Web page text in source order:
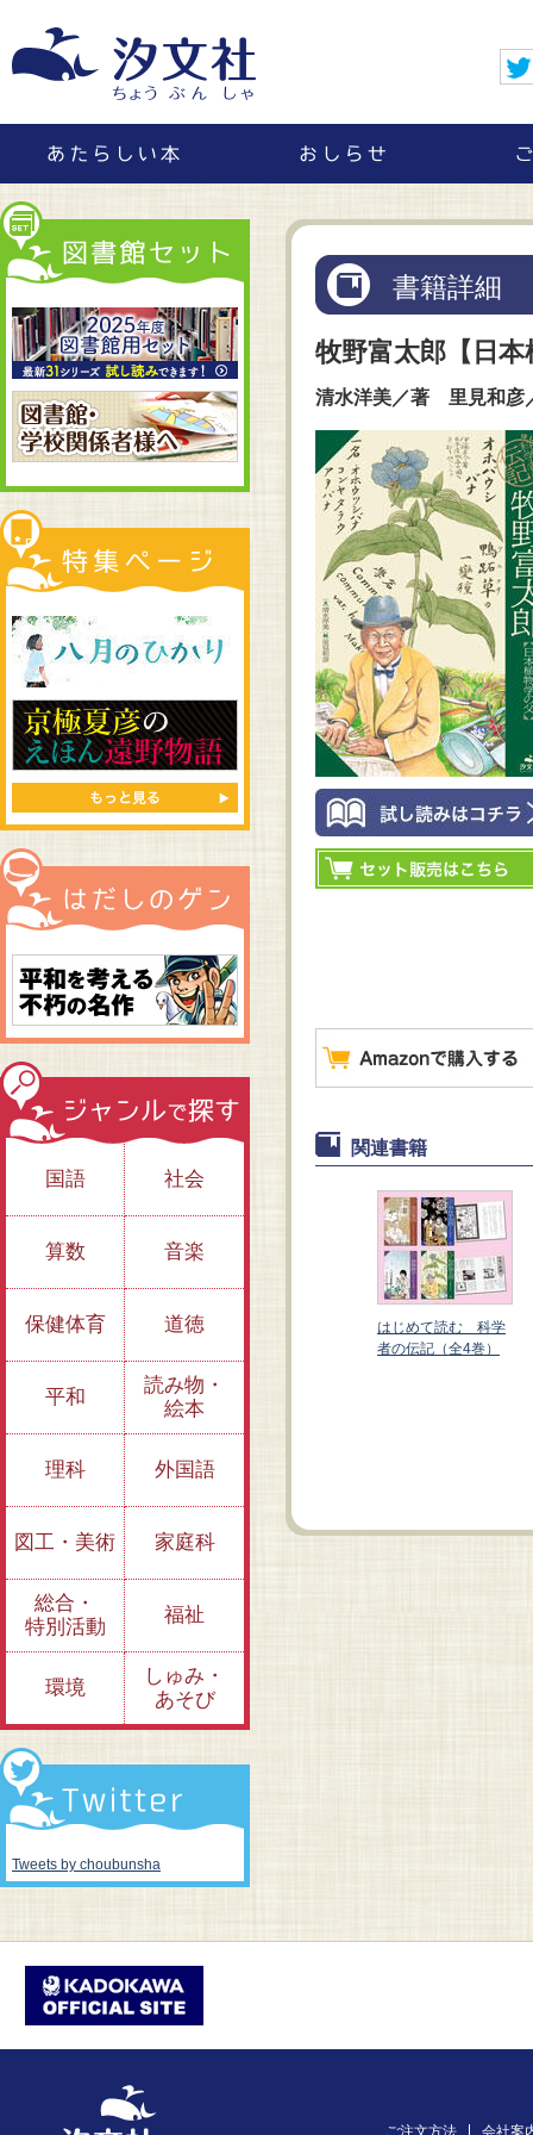
書籍詳細
牧野富太郎【日
清水洋美／著 里見和彦
関連書籍
池田菊苗【うま味の
素「グルタミン酸」
中谷宇吉郎【雪と氷
の探求者】
はじめて読む 科学
者の伝記（全4巻）
国語 社会
算数 音楽
保健体育 道徳
平和
読み物・
絵本
理科 外国語
図工・美術 家庭科
総合・
特別活動
福祉
環境
しゅみ・
あそび
Tweets by choubunsha